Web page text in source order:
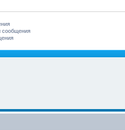
сообщения